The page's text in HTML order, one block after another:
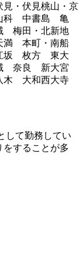
・伏見桃山・京
科 中書島 亀
梅田・北新地
満 本町・南船
坂 枚方 東大
奈良 新大宮
大和西大寺
して勤務してい
をすることが多